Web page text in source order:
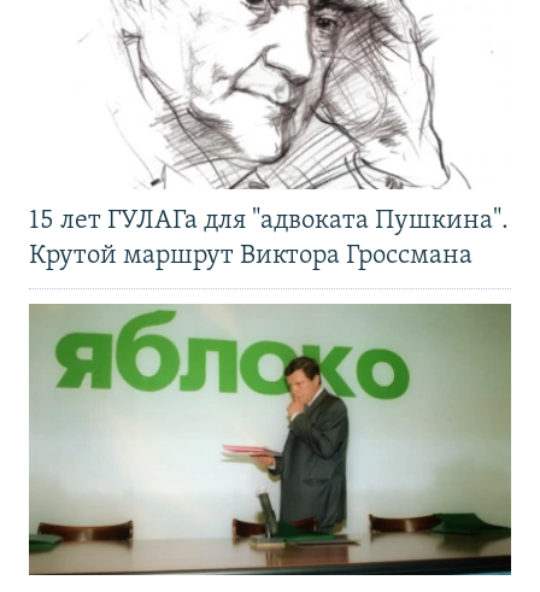
15 лет ГУЛАГа для "адвоката Пушкина".
Крутой маршрут Виктора Гроссмана